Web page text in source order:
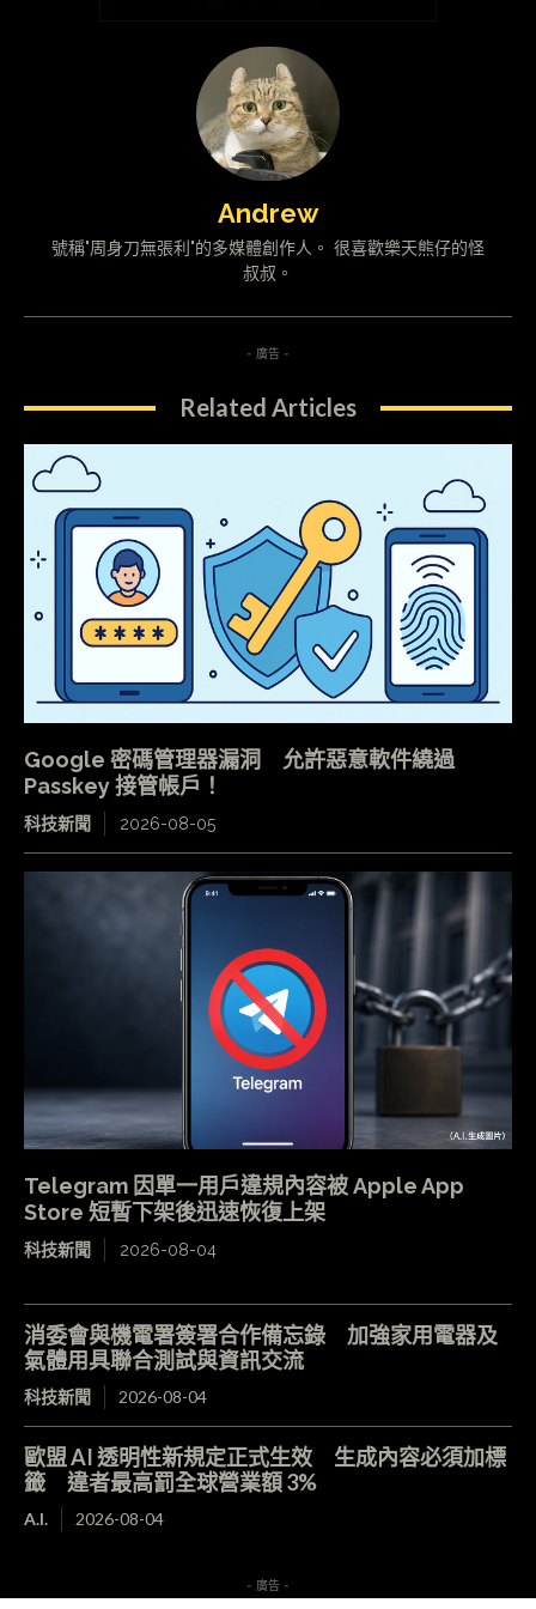
Andrew
號稱"周身刀無張利"的多媒體創作人。 很喜歡樂天熊仔的怪
叔叔。
- 廣告 -
Related Articles
Google 密碼管理器漏洞 允許惡意軟件繞過
Passkey 接管帳戶！
科技新聞 2026-08-05
Telegram 因單一用戶違規內容被 Apple App
Store 短暫下架後迅速恢復上架
科技新聞 2026-08-04
消委會與機電署簽署合作備忘錄 加強家用電器及
氣體用具聯合測試與資訊交流
科技新聞 2026-08-04
歐盟 AI 透明性新規定正式生效 生成內容必須加標
籤 違者最高罰全球營業額 3%
A.I. 2026-08-04
- 廣告 -